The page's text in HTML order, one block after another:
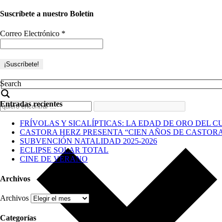
Suscríbete a nuestro Boletín
Correo Electrónico *
Search
Entradas recientes
FRÍVOLAS Y SICALÍPTICAS: LA EDAD DE ORO DEL
CASTORA HERZ PRESENTA “CIEN AÑOS DE
SUBVENCIÓN NATALIDAD 2025-2026
ECLIPSE SOLAR TOTAL
CINE DE VERANO
Archivos
Archivos
Categorías